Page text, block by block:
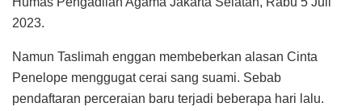
2023.
Namun Taslimah enggan membeberkan alasan Cinta
Penelope menggugat cerai sang suami. Sebab
pendaftaran perceraian baru terjadi beberapa hari lalu.